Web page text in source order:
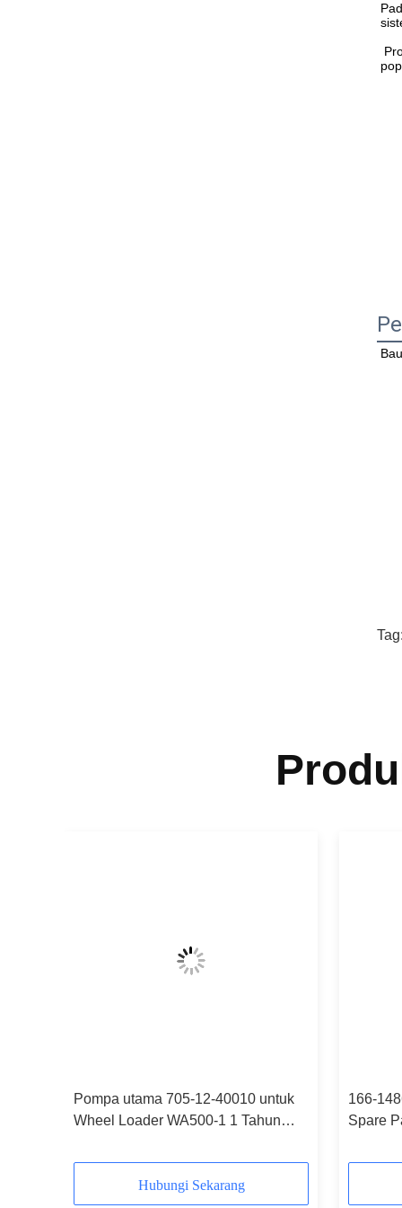
Tag:
Pompa utama 705-12-40010 untuk
Wheel Loader WA500-1 1 Tahun
Hubungi Sekarang
166-
Spare